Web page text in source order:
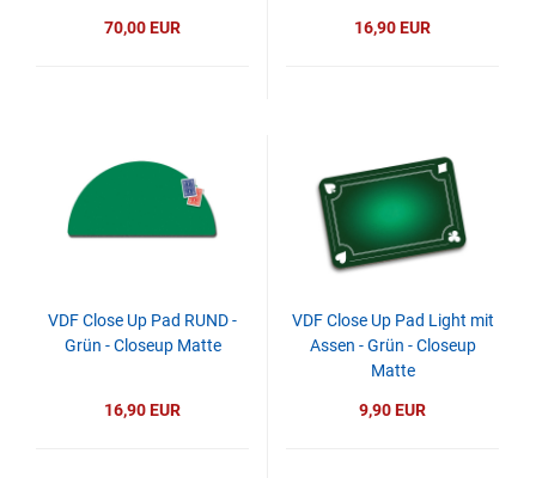
70,00 EUR 16,90 EUR
VDF Close Up Pad RUND -
Grün - Closeup Matte
16,90 EUR
VDF Close Up Pad Light mit
Assen - Grün - Closeup
Matte
9,90 EUR